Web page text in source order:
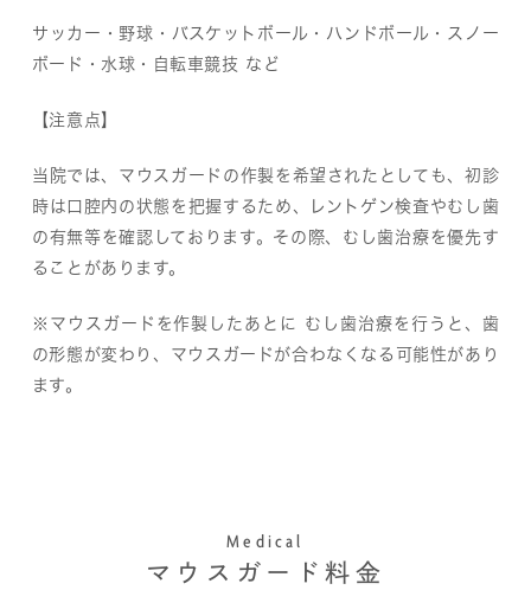
サッカー・野球・バスケットボール・ハンドボール・スノー
ボード・水球・自転車競技 など
【注意点】
当院では、マウスガードの作製を希望されたとしても、初診
時は口腔内の状態を把握するため、レントゲン検査やむし歯
の有無等を確認しております。その際、むし歯治療を優先す
ることがあります。
※ マウスガードを作製したあとに むし歯治療を行うと、歯
の形態が変わり、マウスガードが合わなくなる可能性があり
ます。
Medical
マウスガード料金